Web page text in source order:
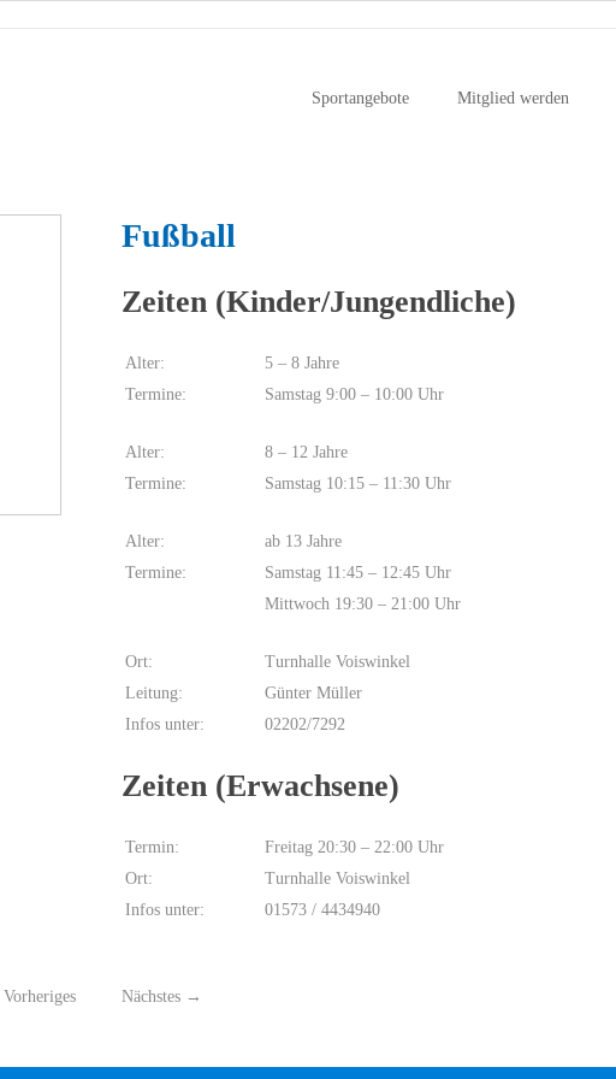
Sportangebote Mitglied werden
Fußball
Zeiten (Kinder/Jungendliche)
Alter:
5 – 8 Jahre
Termine:
Samstag 9:00 – 10:00 Uhr
Alter:
8 – 12 Jahre
Termine:
Samstag 10:15 – 11:30 Uhr
Alter:
ab 13 Jahre
Termine:
Samstag 11:45 – 12:45 Uhr
Mittwoch 19:30 – 21:00 Uhr
Ort:
Turnhalle Voiswinkel
Leitung:
Günter Müller
Infos unter:
02202/7292
Zeiten (Erwachsene)
Termin:
Freitag 20:30 – 22:00 Uhr
Ort:
Turnhalle Voiswinkel
Infos unter:
01573 / 4434940
Vorheriges Nächstes →